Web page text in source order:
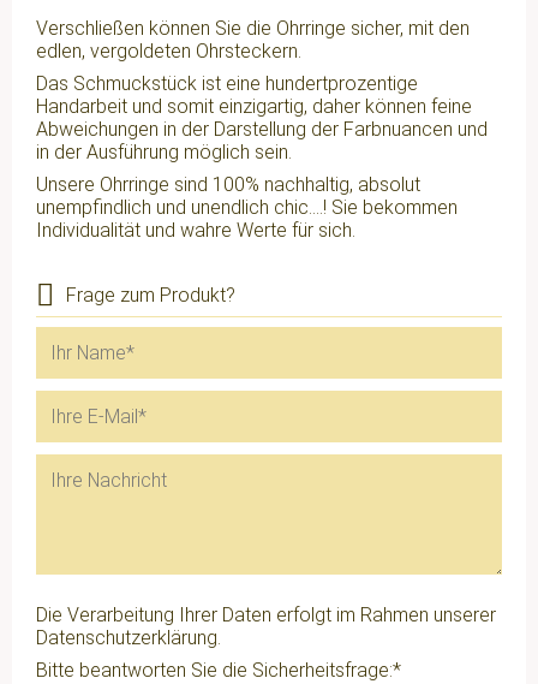
Verschließen können Sie die Ohrringe sicher, mit den
edlen, vergoldeten Ohrsteckern.
Das Schmuckstück ist eine hundertprozentige
Handarbeit und somit einzigartig, daher können feine
Abweichungen in der Darstellung der Farbnuancen und
in der Ausführung möglich sein.
Unsere Ohrringe sind 100% nachhaltig, absolut
unempfindlich und unendlich chic....! Sie bekommen
Individualität und wahre Werte für sich.
Frage zum Produkt?
Die Verarbeitung Ihrer Daten erfolgt im Rahmen unserer
Datenschutzerklärung.
Pflichtfeld
Bitte beantworten Sie die Sicherheitsfrage:*